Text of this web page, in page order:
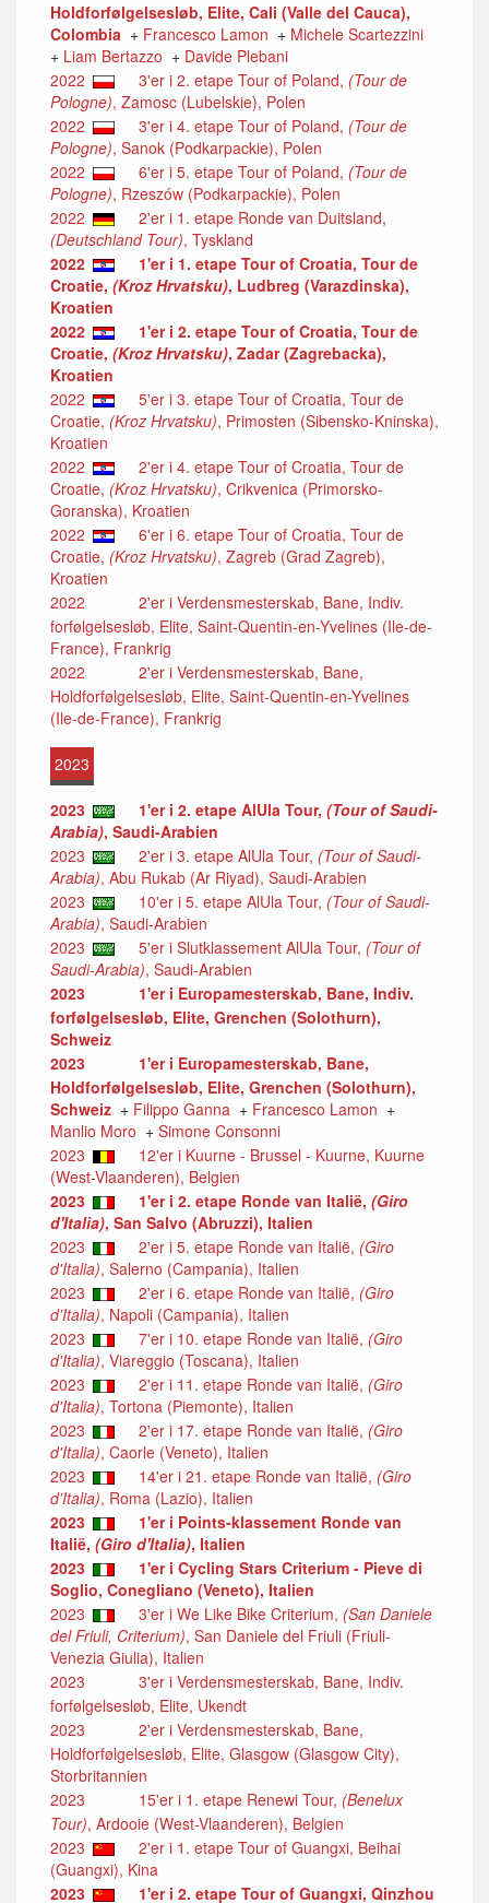
Holdforfølgelsesløb, Elite, Cali (Valle del Cauca),
Colombia + Francesco Lamon + Michele Scartezzini
+ Liam Bertazzo + Davide Plebani
2022
3'er i 2. etape Tour of Poland, (Tour de
Pologne), Zamosc (Lubelskie), Polen
2022
3'er i 4. etape Tour of Poland, (Tour de
Pologne), Sanok (Podkarpackie), Polen
2022
6'er i 5. etape Tour of Poland, (Tour de
Pologne), Rzeszów (Podkarpackie), Polen
2022
2'er i 1. etape Ronde van Duitsland,
(Deutschland Tour), Tyskland
2022
1'er i 1. etape Tour of Croatia, Tour de
Croatie, (Kroz Hrvatsku), Ludbreg (Varazdinska),
Kroatien
2022
1'er i 2. etape Tour of Croatia, Tour de
Croatie, (Kroz Hrvatsku), Zadar (Zagrebacka),
Kroatien
2022
5'er i 3. etape Tour of Croatia, Tour de
Croatie, (Kroz Hrvatsku), Primosten (Sibensko-Kninska),
Kroatien
2022
2'er i 4. etape Tour of Croatia, Tour de
Croatie, (Kroz Hrvatsku), Crikvenica (Primorsko-
Goranska), Kroatien
2022
6'er i 6. etape Tour of Croatia, Tour de
Croatie, (Kroz Hrvatsku), Zagreb (Grad Zagreb),
Kroatien
2022
2'er i Verdensmesterskab, Bane, Indiv.
forfølgelsesløb, Elite, Saint-Quentin-en-Yvelines (Ile-de-
France), Frankrig
2022
2'er i Verdensmesterskab, Bane,
Holdforfølgelsesløb, Elite, Saint-Quentin-en-Yvelines
(Ile-de-France), Frankrig
2023
2023 1'er i 2. etape AlUla Tour, (Tour of Saudi-
Arabia), Saudi-Arabien
2023
2'er i 3. etape AlUla Tour, (Tour of Saudi-
Arabia), Abu Rukab (Ar Riyad), Saudi-Arabien
2023
10'er i 5. etape AlUla Tour, (Tour of Saudi-
Arabia), Saudi-Arabien
2023
5'er i Slutklassement AlUla Tour, (Tour of
Saudi-Arabia), Saudi-Arabien
2023
1'er i Europamesterskab, Bane, Indiv.
forfølgelsesløb, Elite, Grenchen (Solothurn),
Schweiz
2023
1'er i Europamesterskab, Bane,
Holdforfølgelsesløb, Elite, Grenchen (Solothurn),
Schweiz + Filippo Ganna + Francesco Lamon +
Manlio Moro + Simone Consonni
2023
12'er i Kuurne - Brussel - Kuurne, Kuurne
(West-Vlaanderen), Belgien
2023
1'er i 2. etape Ronde van Italië, (Giro
d'Italia), San Salvo (Abruzzi), Italien
2023
2'er i 5. etape Ronde van Italië, (Giro
d'Italia), Salerno (Campania), Italien
2023
2'er i 6. etape Ronde van Italië, (Giro
d'Italia), Napoli (Campania), Italien
2023
7'er i 10. etape Ronde van Italië, (Giro
d'Italia), Viareggio (Toscana), Italien
2023
2'er i 11. etape Ronde van Italië, (Giro
d'Italia), Tortona (Piemonte), Italien
2023
2'er i 17. etape Ronde van Italië, (Giro
d'Italia), Caorle (Veneto), Italien
2023
14'er i 21. etape Ronde van Italië, (Giro
d'Italia), Roma (Lazio), Italien
2023
1'er i Points-klassement Ronde van
Italië, (Giro d'Italia), Italien
2023
1'er i Cycling Stars Criterium - Pieve di
Soglio, Conegliano (Veneto), Italien
2023
3'er i We Like Bike Criterium, (San Daniele
del Friuli, Criterium), San Daniele del Friuli (Friuli-
Venezia Giulia), Italien
2023
3'er i Verdensmesterskab, Bane, Indiv.
forfølgelsesløb, Elite, Ukendt
2023
2'er i Verdensmesterskab, Bane,
Holdforfølgelsesløb, Elite, Glasgow (Glasgow City),
Storbritannien
2023
15'er i 1. etape Renewi Tour, (Benelux
Tour), Ardooie (West-Vlaanderen), Belgien
2023
2'er i 1. etape Tour of Guangxi, Beihai
(Guangxi), Kina
2023
1'er i 2. etape Tour of Guangxi, Qinzhou